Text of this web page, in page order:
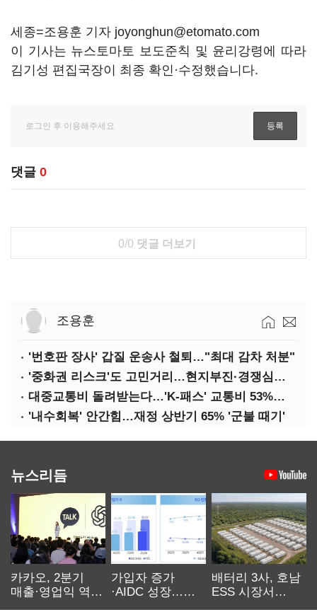
세종=조용훈 기자 joyonghun@etomato.com
이 기사는 뉴스토마토 보도준칙 및 윤리강령에 따라
김기성 편집국장이 최종 확인·수정했습니다.
댓글 0
0/0 댓글 더보기
조용훈
'번호판 장사' 갑질 운송사 철퇴…"최대 감차 처분"
'중화권 리스크'도 고민거리…현지부진·경쟁심화·양안냉각
대중교통비 돌려받는다…'K-패스' 교통비 53%까지 환급
'내수회복' 안간힘…재정 상반기 65% '군불 때기'
뉴스리듬
카카오, 2분기
매출·영업익 역대
가입자 증가
·AIDC 성장…
배터리 3사, 호남
ESS 시장서